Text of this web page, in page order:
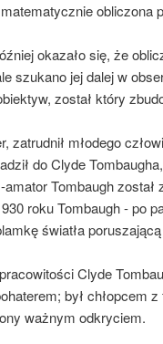
obliczona
okazało się, że
szukano jej dalej w
został który
młodego
do Clyde
Tombaugh został
roku Tombaugh - po
światła
Clyde
był chłopcem z
ważnym odkryciem.